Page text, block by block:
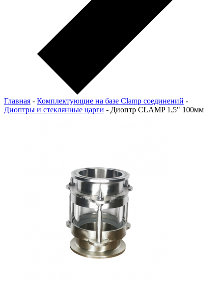
Главная - Комплектующие на базе Clamp соединений -
Диоптры и стеклянные царги - Диоптр CLAMP 1,5" 100мм